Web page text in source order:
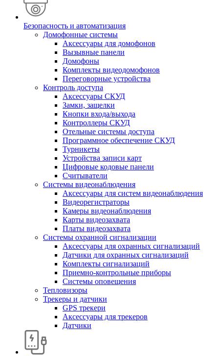
Безопасность и автоматизация
Домофонные системы
Аксессуары для домофонов
Вызывные панели
Домофоны
Комплекты видеодомофонов
Переговорные устройства
Контроль доступа
Аксессуары СКУД
Замки, защелки
Кнопки входа/выхода
Контроллеры СКУД
Отельные системы доступа
Программное обеспечение СКУД
Турникеты
Устройства записи карт
Цифровые кодовые панели
Считыватели
Системы видеонаблюдения
Аксессуары для систем видеонаблюдения
Видеорегистраторы
Камеры видеонаблюдения
Карты видеозахвата
Платы видеозахвата
Системы охранной сигнализации
Аксессуары для охранных сигнализаций
Датчики для охранных сигнализаций
Комплекты сигнализаций
Приемно-контрольные приборы
Системы оповещения
Тепловизоры
Трекеры и датчики
GPS трекери
Аксессуары для трекеров
Датчики